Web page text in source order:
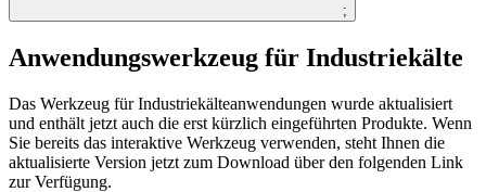
;
Anwendungswerkzeug für Industriekälte
Das Werkzeug für Industriekälteanwendungen wurde aktualisiert
und enthält jetzt auch die erst kürzlich eingeführten Produkte. Wenn
Sie bereits das interaktive Werkzeug verwenden, steht Ihnen die
aktualisierte Version jetzt zum Download über den folgenden Link
zur Verfügung.